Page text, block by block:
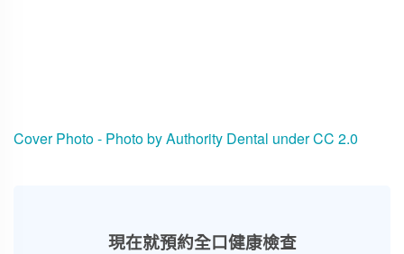
Cover Photo - Photo byAuthority Dental underCC 2.0
現在就預約全口健康檢查